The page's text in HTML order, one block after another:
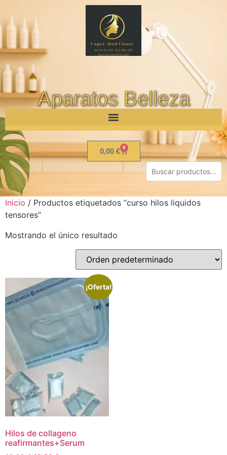
Aparatos Belleza
0,00 € 0
Inicio / Productos etiquetados “curso hilos liquidos
tensores”
Mostrando el único resultado
¡Oferta!
Hilos de collageno
reafirmantes+Serum